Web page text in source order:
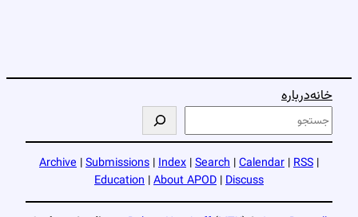
خانهدرباره
ج
س
و
Archive |Submissions |Index |Search |Calendar |RSS |
Education |About APOD |Discuss